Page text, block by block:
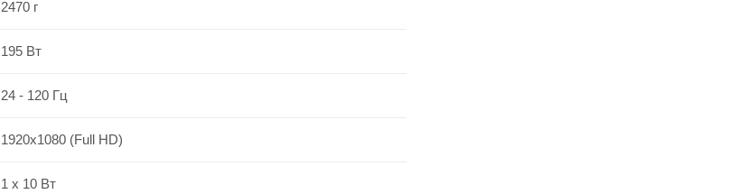
2470 г
195 Вт
24 - 120 Гц
1920x1080 (Full HD)
1 x 10 Вт